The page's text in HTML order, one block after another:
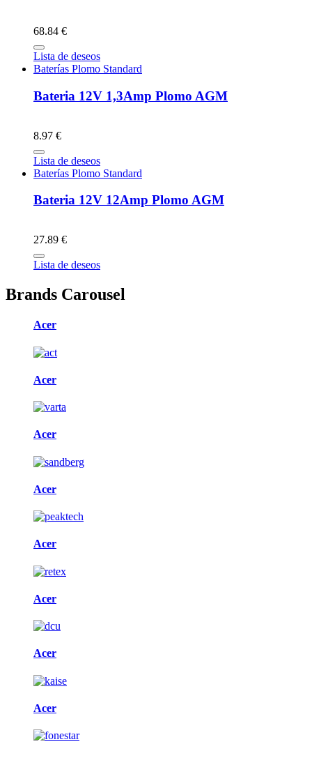
68.84 €
Lista de deseos
Baterías Plomo Standard
Bateria 12V 1,3Amp Plomo AGM
8.97 €
Lista de deseos
Baterías Plomo Standard
Bateria 12V 12Amp Plomo AGM
27.89 €
Lista de deseos
Brands Carousel
Acer
Acer
Acer
Acer
Acer
Acer
Acer
Acer